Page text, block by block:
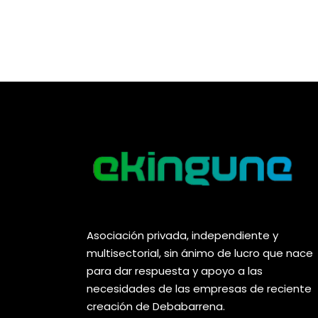
Asociación privada, independiente y
multisectorial, sin ánimo de lucro que nace
para dar respuesta y apoyo a las
necesidades de las empresas de reciente
creación de Debabarrena.